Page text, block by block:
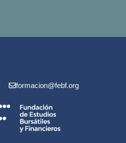
formacion@febf.org